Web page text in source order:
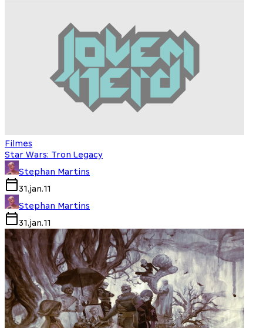
Filmes
Star Wars: Tron Legacy
Stephan Martins
31.jan.11
Stephan Martins
31.jan.11